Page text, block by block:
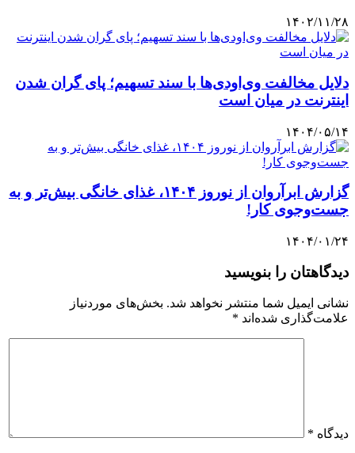
۱۴۰۲/۱۱/۲۸
دلایل مخالفت وی‌اودی‌ها با سند تسهیم؛ پای گران شدن
اینترنت در میان است
۱۴۰۴/۰۵/۱۴
گزارش ابرآروان از نوروز ۱۴۰۴، غذای خانگی بیش‌تر و به
جست‌وجوی کار!
۱۴۰۴/۰۱/۲۴
دیدگاهتان را بنویسید
نشانی ایمیل شما منتشر نخواهد شد. بخش‌های موردنیاز
علامت‌گذاری شده‌اند *
دیدگاه *